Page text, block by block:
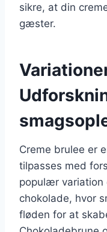
sikre, at din
gæster.
Creme brulee er
tilpasses med
populær variation
chokolade, hvor
fløden for at